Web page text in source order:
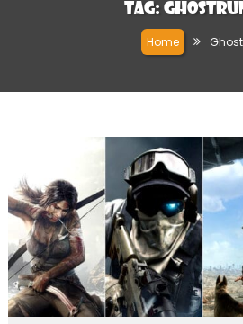
Tag:
Home